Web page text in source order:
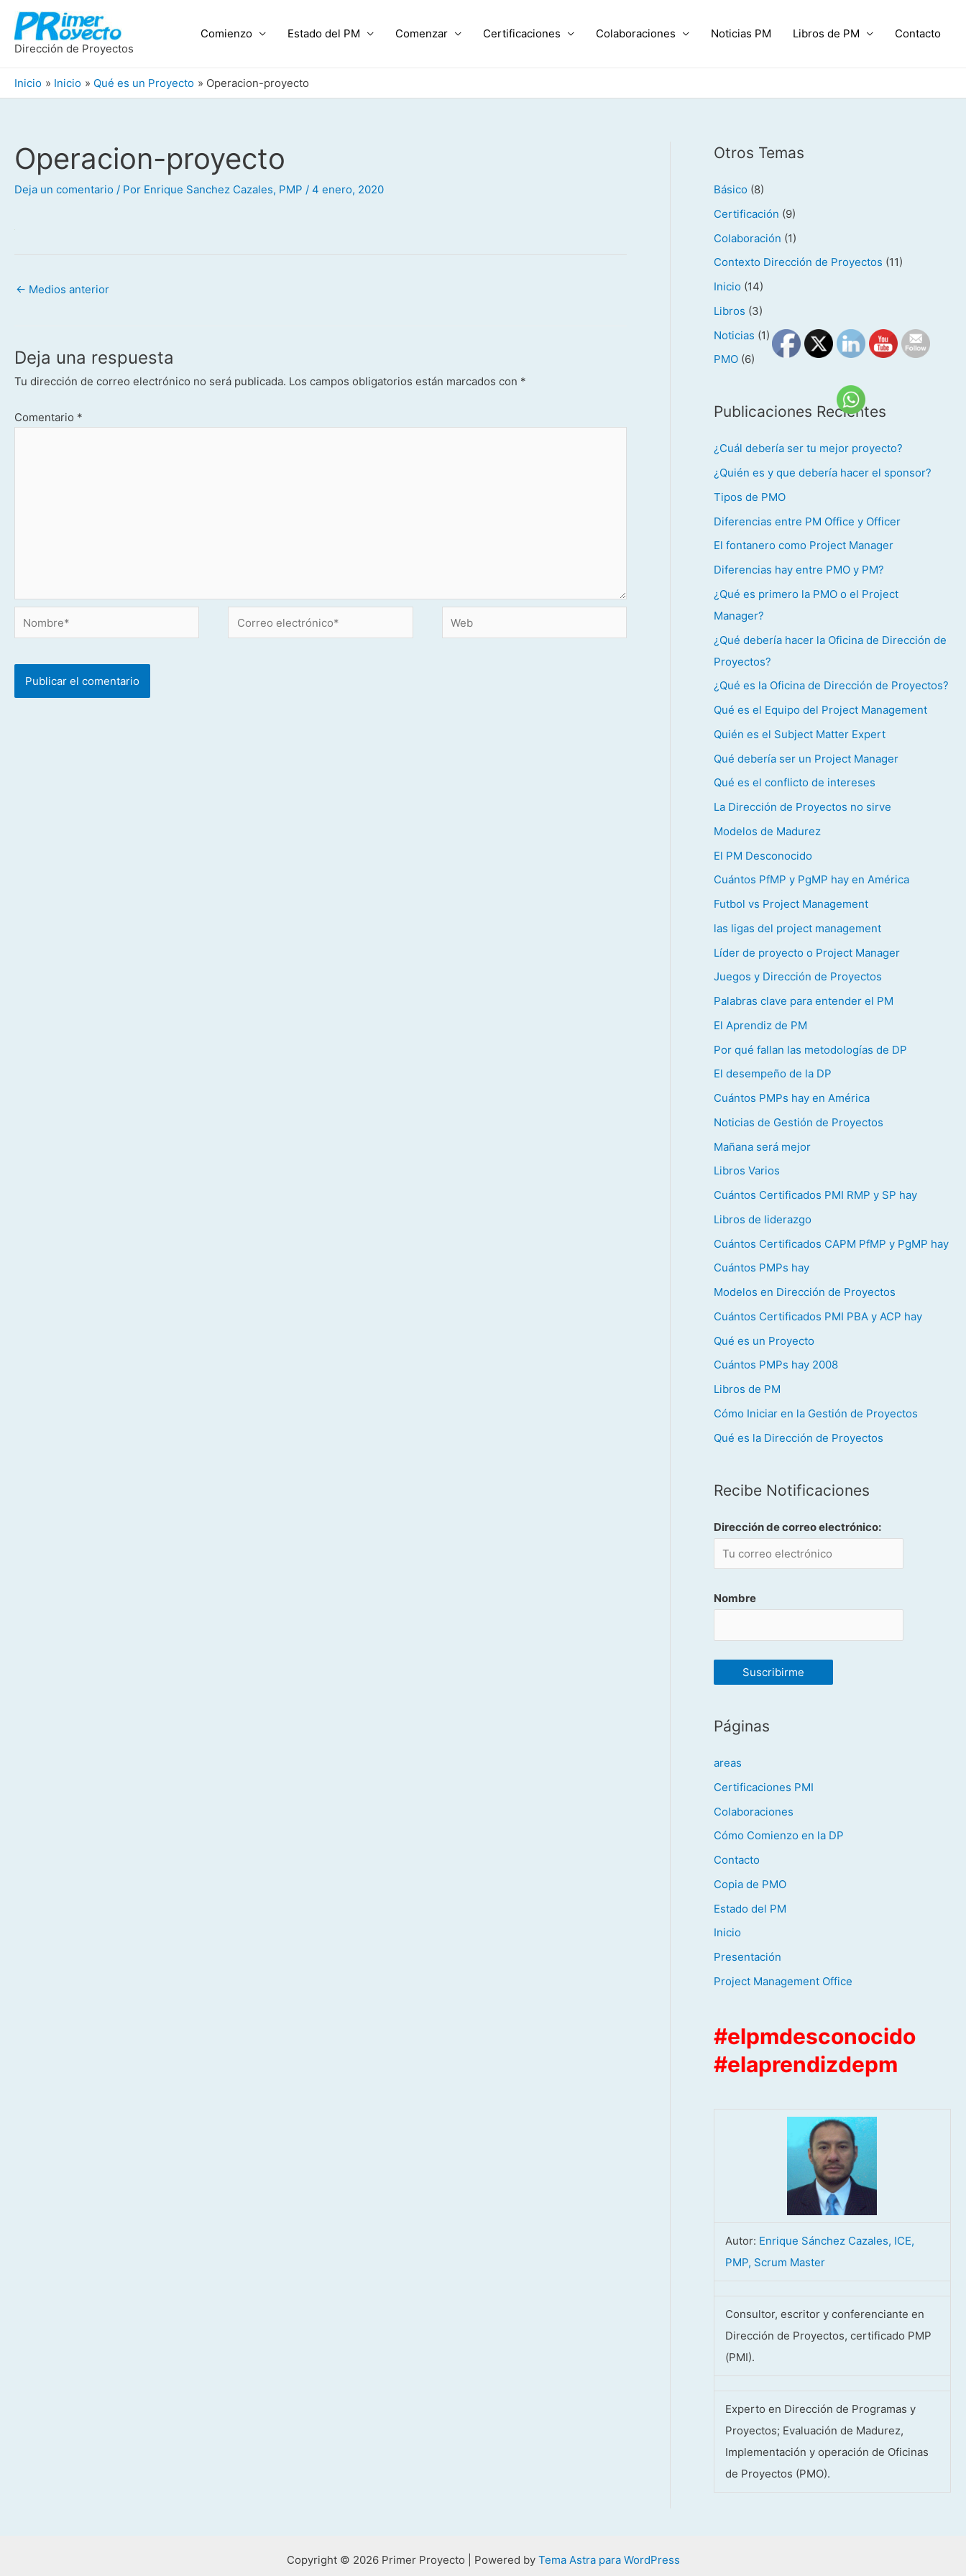
contenido
Dirección de Proyectos
Comienzo Estado del PM Comenzar Certificaciones Colaboraciones Noticias PM Libros de PM Contacto
Inicio Inicio Qué es un Proyecto Operacion-proyecto
Operacion-proyecto
Deja un comentario / Por Enrique Sanchez Cazales, PMP / 4 enero, 2020
Navegación
de
entradas
← Medios anterior
Deja una respuesta
Tu dirección de correo electrónico no será publicada. Los campos obligatorios están marcados con *
Comentario *
Nombre*
Correo
electrónico*
Web
Otros Temas
Básico (8)
Certificación (9)
Colaboración (1)
Contexto Dirección de Proyectos (11)
Inicio (14)
Libros (3)
Noticias (1)
PMO(6)
Publicaciones Recientes
¿Cuál debería ser tu mejor proyecto?
¿Quién es y que debería hacer el sponsor?
Tipos de PMO
Diferencias entre PM Office y Officer
El fontanero como Project Manager
Diferencias hay entre PMO y PM?
¿Qué es primero la PMO o el Project
Manager?
¿Qué debería hacer la Oficina de Dirección de
Proyectos?
¿Qué es la Oficina de Dirección de Proyectos?
Qué es el Equipo del Project Management
Quién es el Subject Matter Expert
Qué debería ser un Project Manager
Qué es el conflicto de intereses
La Dirección de Proyectos no sirve
Modelos de Madurez
El PM Desconocido
Cuántos PfMP y PgMP hay en América
Futbol vs Project Management
las ligas del project management
Líder de proyecto o Project Manager
Juegos y Dirección de Proyectos
Palabras clave para entender el PM
El Aprendiz de PM
Por qué fallan las metodologías de DP
El desempeño de la DP
Cuántos PMPs hay en América
Noticias de Gestión de Proyectos
Mañana será mejor
Libros Varios
Cuántos Certificados PMI RMP y SP hay
Libros de liderazgo
Cuántos Certificados CAPM PfMP y PgMP hay
Cuántos PMPs hay
Modelos en Dirección de Proyectos
Cuántos Certificados PMI PBA y ACP hay
Qué es un Proyecto
Cuántos PMPs hay 2008
Libros de PM
Cómo Iniciar en la Gestión de Proyectos
Qué es la Dirección de Proyectos
Recibe Notificaciones
Dirección de correo electrónico:
Nombre
Páginas
areas
Certificaciones PMI
Colaboraciones
Cómo Comienzo en la DP
Contacto
Copia de PMO
Estado del PM
Inicio
Presentación
Project Management Office
#elpmdesconocido
#elaprendizdepm
Autor: Enrique Sánchez Cazales, ICE,
PMP, Scrum Master
Consultor, escritor y conferenciante en
Dirección de Proyectos, certificado PMP
(PMI).
Experto en Dirección de Programas y
Proyectos; Evaluación de Madurez,
Implementación y operación de Oficinas
de Proyectos (PMO).
Copyright © 2026 Primer Proyecto | Powered by Tema Astra para WordPress